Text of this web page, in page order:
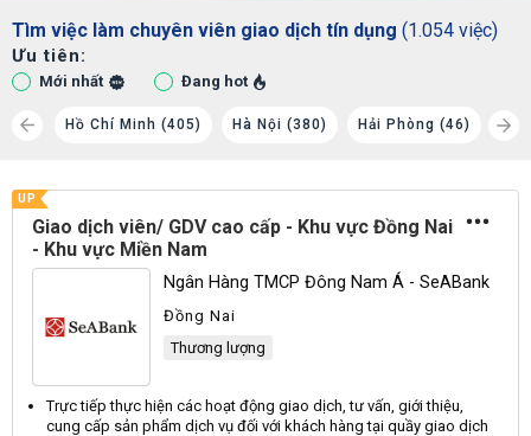
Tìm việc làm chuyên viên giao dịch tín dụng (1.054 việc)
Ưu tiên:
Mới nhất Đang hot
(44) Hồ Chí Minh (405) Hà Nội (380) Hải Phòng (46) Đà
UP
Giao dịch viên/ GDV cao cấp - Khu vực Đồng Nai
- Khu vực Miền Nam
Ngân Hàng TMCP Đông Nam Á - SeABank
Đồng Nai
Thương lượng
Trực tiếp thực hiện các hoạt động giao dịch, tư vấn, giới thiệu,
cung cấp sản phẩm dịch vụ đối với khách hàng tại quầy giao dịch